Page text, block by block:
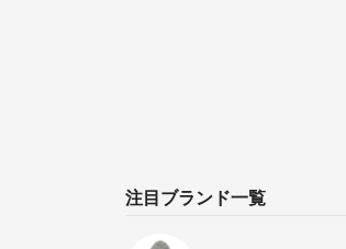
注目ブランド一覧